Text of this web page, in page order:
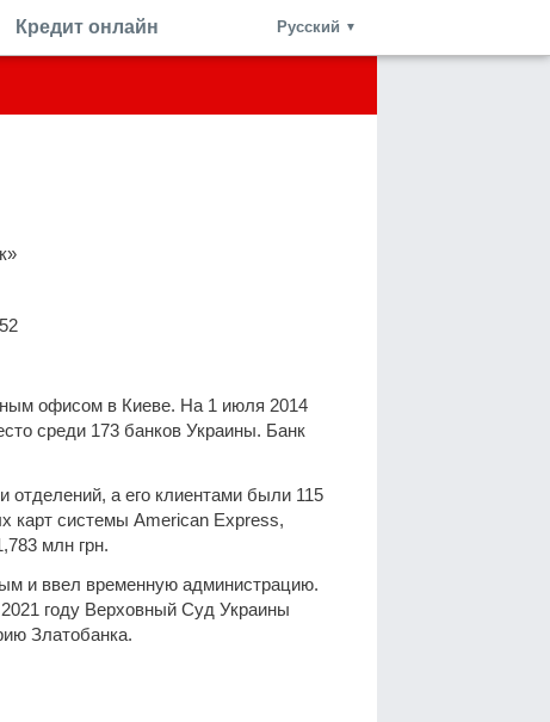
Кредит онлайн Русский ▼
офисом в Киеве. На 1 июля 2014
среди 173 банков Украины. Банк
отделений, а его клиентами были 115
карт системы American Express,
млн грн.
и ввел временную администрацию.
году Верховный Суд Украины
Златобанка.